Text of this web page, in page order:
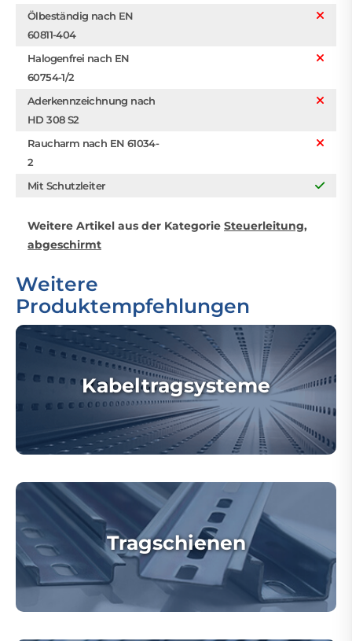
Ölbeständig nach EN
60811-404
Halogenfrei nach EN
60754-1/2
Aderkennzeichnung nach
HD 308 S2
Raucharm nach EN 61034-
2
Mit Schutzleiter
Weitere Artikel aus der Kategorie Steuerleitung,
abgeschirmt
Weitere
Produktempfehlungen
Kabeltragsysteme
Tragschienen